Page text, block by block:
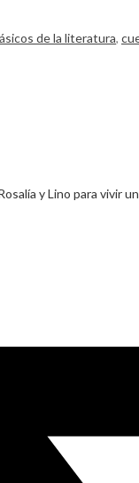
de la literatura,
y Lino para vivir